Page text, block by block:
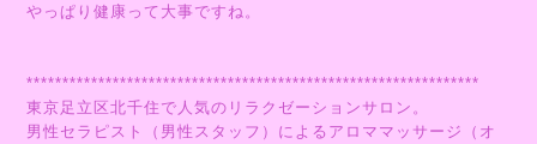
やっぱり健康って大事ですね。
***************************************************************
東京足立区北千住で人気のリラクゼーションサロン。
男性セラピスト（男性スタッフ）によるアロママッサージ（オ